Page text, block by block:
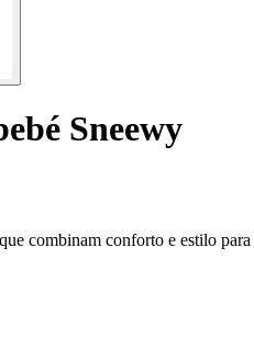
Sneewy
combinam conforto e estilo para